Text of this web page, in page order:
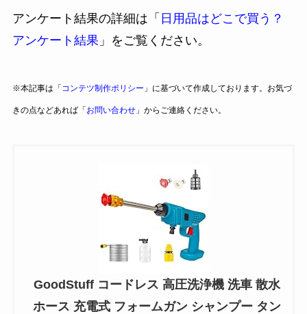
アンケート結果の詳細は「 日用品はどこで買う？
アンケート結果 」をご覧ください。
※本記事は「 コンテツ制作ポリシー 」に基づいて作成しております。お気づ
きの点などあれば「 お問い合わせ」からご連絡ください。
GoodStuff コードレス 高圧洗浄機 洗車 散水
ホース 充電式 フォームガン シャンプー タン